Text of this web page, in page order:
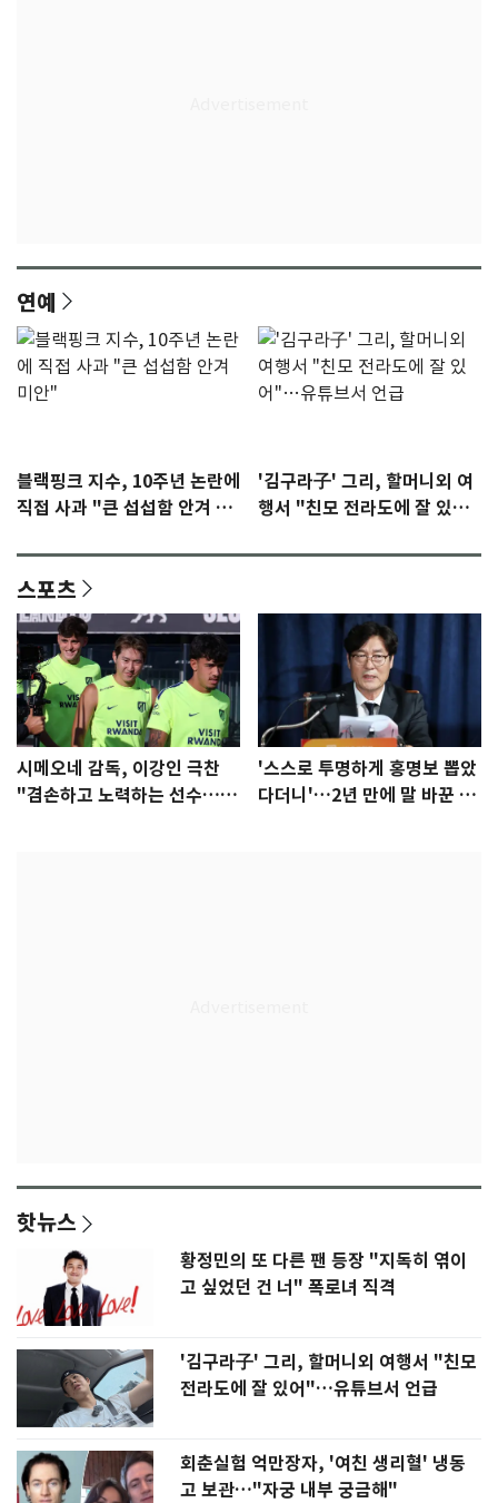
연예
블랙핑크 지수, 10주년 논란에
직접 사과 "큰 섭섭함 안겨 미
'김구라子' 그리, 할머니외 여
행서 "친모 전라도에 잘 있
스포츠
시메오네 감독, 이강인 극찬
"겸손하고 노력하는 선수…좋
'스스로 투명하게 홍명보 뽑았
다더니'…2년 만에 말 바꾼 이
핫뉴스
황정민의 또 다른 팬 등장 "지독히 엮이
고 싶었던 건 너" 폭로녀 직격
'김구라子' 그리, 할머니외 여행서 "친모
전라도에 잘 있어"…유튜브서 언급
회춘실험 억만장자, '여친 생리혈' 냉동
고 보관…"자궁 내부 궁금해"